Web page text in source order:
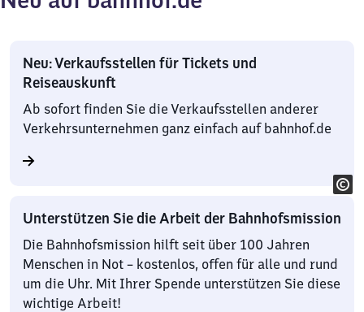
Neu: Verkaufsstellen für Tickets und
Reiseauskunft
Ab sofort finden Sie die Verkaufsstellen anderer
Verkehrsunternehmen ganz einfach auf bahnhof.de
Unterstützen Sie die Arbeit der Bahnhofsmission
Die Bahnhofsmission hilft seit über 100 Jahren
Menschen in Not – kostenlos, offen für alle und rund
um die Uhr. Mit Ihrer Spende unterstützen Sie diese
wichtige Arbeit!